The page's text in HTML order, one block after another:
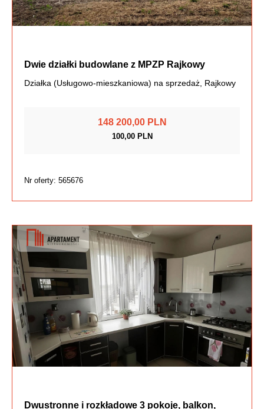
Dwie działki budowlane z MPZP Rajkowy
Działka (Usługowo-mieszkaniowa) na sprzedaż, Rajkowy
148 200,00 PLN
100,00 PLN
Nr oferty: 565676
Dwustronne i rozkładowe 3 pokoje, balkon,